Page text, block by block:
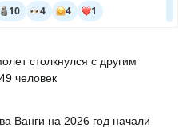
столкнулся с другим
человек
Ванги на 2026 год начали